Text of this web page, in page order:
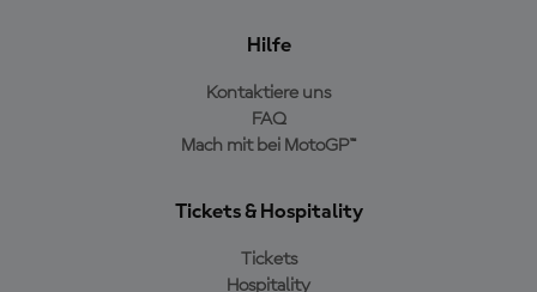
Hilfe
Kontaktiere uns
FAQ
Mach mit bei MotoGP™
Tickets & Hospitality
Tickets
Hospitality